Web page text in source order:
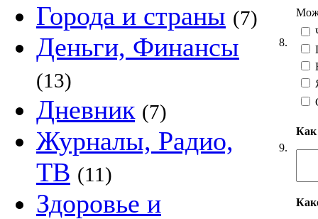
Города и страны (7)
Деньги, Финансы
(13)
Дневник (7)
Журналы, Радио,
ТВ (11)
Здоровье и
8.
9.
Как